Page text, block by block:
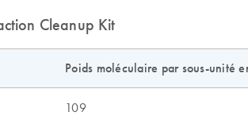
Cleanup Kit
Poids moléculaire par sous-unité
109